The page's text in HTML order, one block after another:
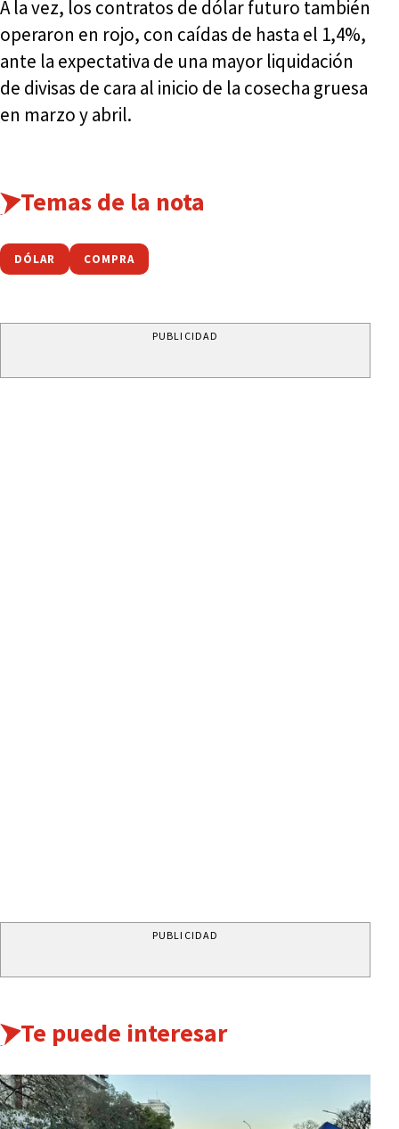
A la vez, los contratos de dólar futuro también
operaron en rojo, con caídas de hasta el 1,4%,
ante la expectativa de una mayor liquidación
de divisas de cara al inicio de la cosecha gruesa
en marzo y abril.
Temas de la nota
DÓLAR COMPRA
PUBLICIDAD
PUBLICIDAD
Te puede interesar